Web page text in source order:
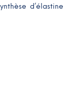
d’élastine